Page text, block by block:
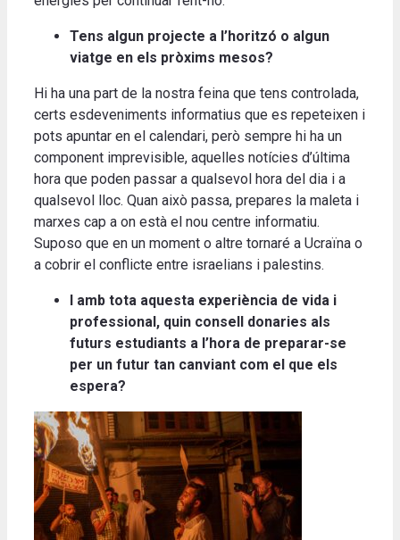
Tens algun projecte a l’horitzó o algun
viatge en els pròxims mesos?
Hi ha una part de la nostra feina que tens controlada,
certs esdeveniments informatius que es repeteixen i
pots apuntar en el calendari, però sempre hi ha un
component imprevisible, aquelles notícies d’última
hora que poden passar a qualsevol hora del dia i a
qualsevol lloc. Quan això passa, prepares la maleta i
marxes cap a on està el nou centre informatiu.
Suposo que en un moment o altre tornaré a Ucraïna o
a cobrir el conflicte entre israelians i palestins.
I amb tota aquesta experiència de vida i
professional, quin consell donaries als
futurs estudiants a l’hora de preparar-se
per un futur tan canviant com el que els
espera?